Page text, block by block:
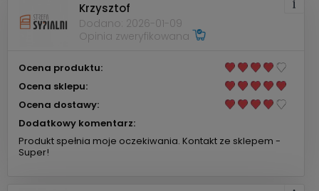
Krzysztof
Dodano: 2026-01-09
Opinia zweryfikowana
Ocena produktu:
Ocena sklepu:
Ocena dostawy:
Dodatkowy komentarz:
Produkt spełnia moje oczekiwania. Kontakt ze sklepem -
Super!